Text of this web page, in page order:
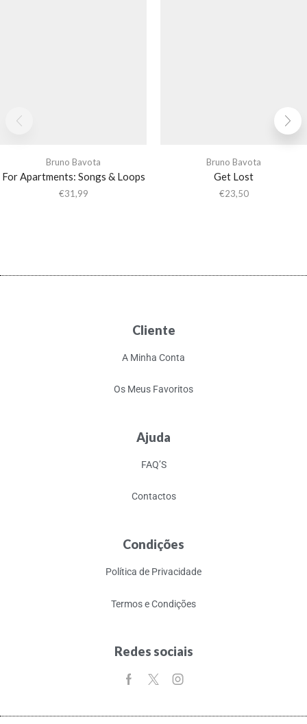
Bruno Bavota
For Apartments: Songs & Loops
€31,99
Bruno Bavota
Get Lost
€23,50
Cliente
A Minha Conta
Os Meus Favoritos
Ajuda
FAQ’S
Contactos
Condições
Política de Privacidade
Termos e Condições
Redes sociais